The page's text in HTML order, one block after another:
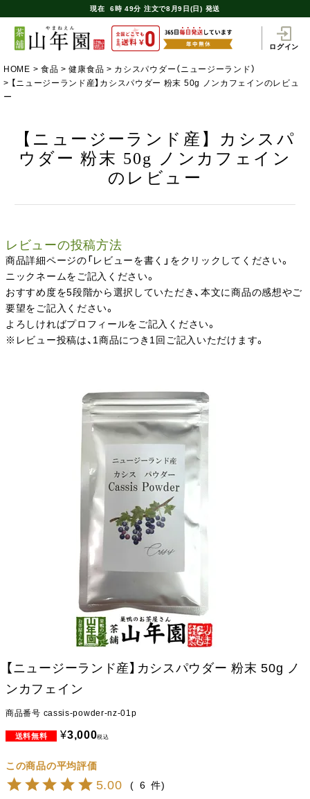
現在 6時 49分 注文で8月9日(日) 発送
ログイン
HOME 食品 健康食品
カシスパウダー（ニュージーランド）
【ニュージーランド産】カシスパウダー 粉末 50g ノンカフェインのレビュ
ー
【ニュージーランド産】カシスパ
ウダー 粉末 50g ノンカフェイン
のレビュー
レビューの投稿方法
商品詳細ページの「レビューを書く」をクリックしてください。
ニックネームをご記入ください。
おすすめ度を5段階から選択していただき、本文に商品の感想やご
要望をご記入ください。
よろしければプロフィールをご記入ください。
※レビュー投稿は、1商品につき1回ご記入いただけます。
【ニュージーランド産】カシスパウダー 粉末 50g ノ
ンカフェイン
商品番号 cassis-powder-nz-01p
¥3,000税込
5.00 6